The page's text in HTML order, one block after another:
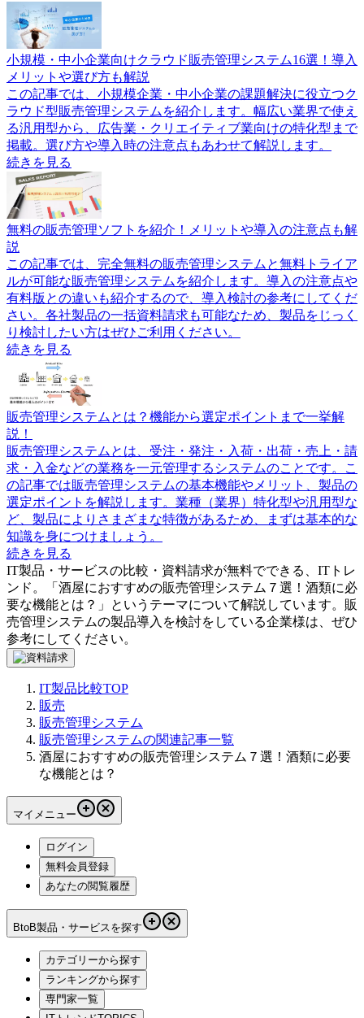
小規模・中小企業向けクラウド販売管理システム16選！導入
メリットや選び方も解説
この記事では、小規模企業・中小企業の課題解決に役立つク
ラウド型販売管理システムを紹介します。幅広い業界で使え
る汎用型から、広告業・クリエイティブ業向けの特化型まで
掲載。選び方や導入時の注意点もあわせて解説します。
続きを見る
無料の販売管理ソフトを紹介！メリットや導入の注意点も解
説
この記事では、完全無料の販売管理システムと無料トライア
ルが可能な販売管理システムを紹介します。導入の注意点や
有料版との違いも紹介するので、導入検討の参考にしてくだ
さい。各社製品の一括資料請求も可能なため、製品をじっく
り検討したい方はぜひご利用ください。
続きを見る
販売管理システムとは？機能から選定ポイントまで一挙解
説！
販売管理システムとは、受注・発注・入荷・出荷・売上・請
求・入金などの業務を一元管理するシステムのことです。こ
の記事では販売管理システムの基本機能やメリット、製品の
選定ポイントを解説します。業種（業界）特化型や汎用型な
ど、製品によりさまざまな特徴があるため、まずは基本的な
知識を身につけましょう。
続きを見る
IT製品・サービスの比較・資料請求が無料でできる、ITトレ
ンド。「 酒屋におすすめの販売管理システム７選！酒類に必
要な機能とは？ 」というテーマについて解説しています。 販
売管理システムの製品導入を検討をしている企業様は、ぜひ
参考にしてください。
IT製品比較TOP
販売
販売管理システム
販売管理システムの関連記事一覧
酒屋におすすめの販売管理システム７選！酒類に必要
な機能とは？
マイメニュー
ログイン
無料会員登録
あなたの閲覧履歴
BtoB製品・サービスを探す
カテゴリーから探す
ランキングから探す
専門家一覧